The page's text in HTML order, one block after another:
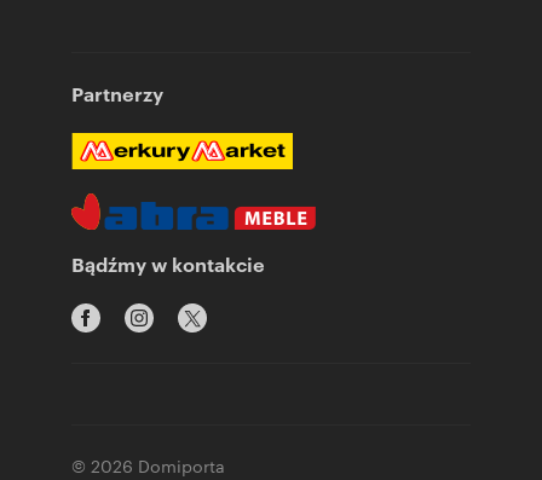
Partnerzy
Bądźmy w kontakcie
© 2026 Domiporta